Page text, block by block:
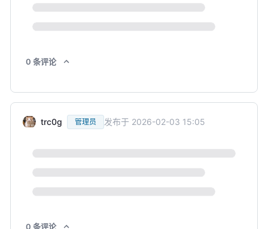
0 条评论
trc0g 管理员 发布于 2026-02-03 15:05
0 条评论